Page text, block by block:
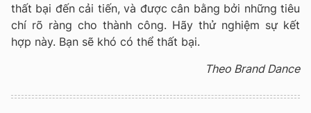
thất bại đến cải tiến, và được cân bằng bởi những tiêu
chí rõ ràng cho thành công. Hãy thử nghiệm sự kết
hợp này. Bạn sẽ khó có thể thất bại.
Theo Brand Dance